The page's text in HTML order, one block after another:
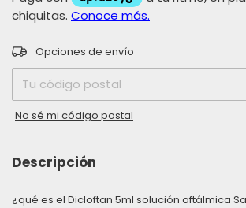
Entregas para el CP:
Opciones de envío
No sé mi código postal
Descripción
¿qué es el Dicloftan 5ml solución oftálmica